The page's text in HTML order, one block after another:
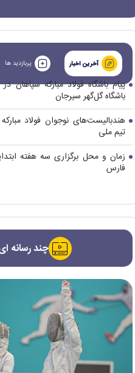
آخرین اخبار پربازدید ها
پیام باشگاه فولاد مبارکه سپاهان
باشگاه گل‌گهر سیرجان
هندبالیست‌های نوجوان فولاد
تیم ملی
زمان و محل برگزاری سه هفته
فارس
چند رسانه